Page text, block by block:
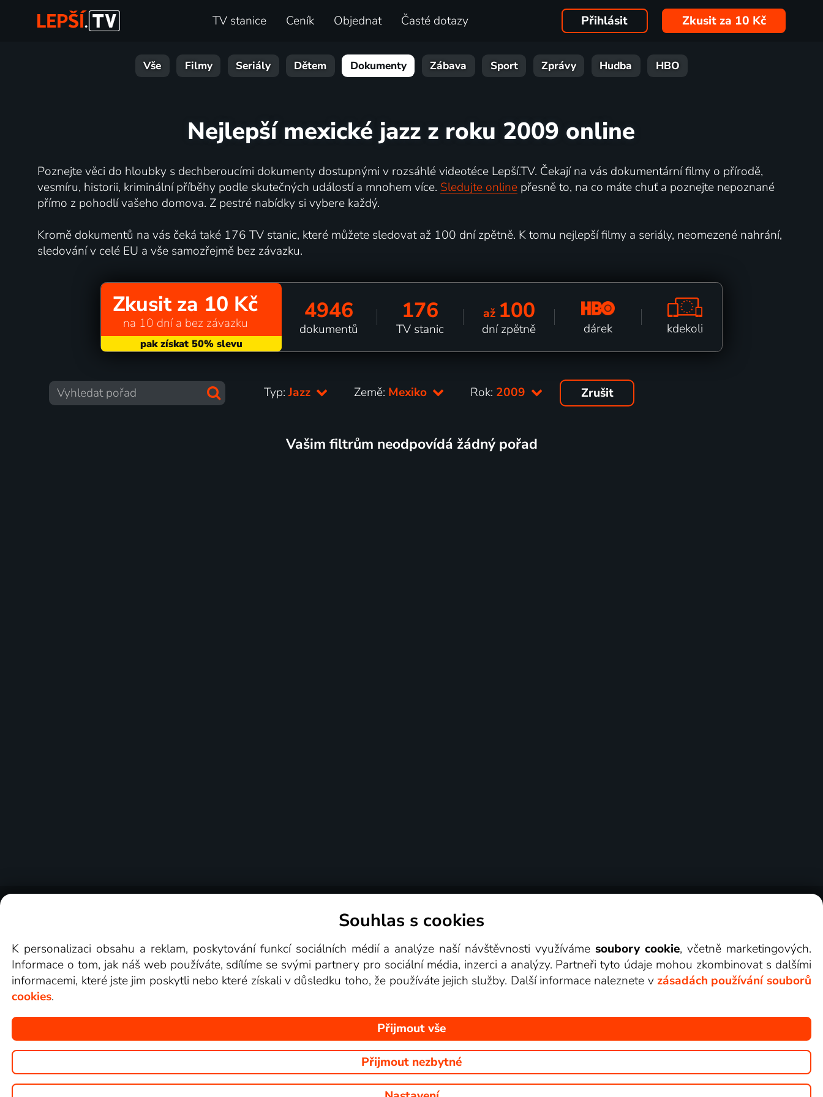
TV stanice Ceník Objednat Časté dotazy Přihlásit Zkusit za 10 Kč
Vše Filmy Seriály Dětem Dokumenty Zábava Sport Zprávy Hudba HBO
Nejlepší mexické jazz z roku 2009 online
Poznejte věci do hloubky s dechberoucími dokumenty dostupnými v rozsáhlé videotéce Lepší.TV. Čekají na vás dokumentární filmy o přírodě,
vesmíru, historii, kriminální příběhy podle skutečných událostí a mnohem více. Sledujte onlinepřesně to, na co máte chuť a poznejte nepoznané
přímo z pohodlí vašeho domova. Z pestré nabídky si vybere každý.
Kromě dokumentů na vás čeká také 176 TV stanic, které můžete sledovat až 100 dní zpětně. K tomu nejlepší filmy a seriály, neomezené nahrání,
sledování v celé EU a vše samozřejmě bez závazku.
Zkusit za 10 Kč
na 10 dní a bez závazku 4946
dokumentů
176
TV stanic
až 100
dní zpětně dárek kdekoli
Typ:Jazz Země: Mexiko Rok: 2009 Zrušit
Vašim filtrům neodpovídá žádný pořad
Videotéka
Copyright © goNET s.r.o. Na tomto webu jsou zobrazovány obrázky z pořadů TV stanic, které můžete sledovat v Lepší.TV.
Souhlas s cookies
K personalizaci obsahu a reklam, poskytování funkcí sociálních médií a analýze naší návštěvnosti využívámesoubory cookie, včetně marketingových.
Informace o tom, jak náš web používáte, sdílíme se svými partnery pro sociální média, inzerci a analýzy. Partneři tyto údaje mohou zkombinovat s dalšími
informacemi, které jste jim poskytli nebo které získali v důsledku toho, že používáte jejich služby. Další informace naleznete v zásadách používání souborů
cookies.
Přijmout vše
Přijmout nezbytné